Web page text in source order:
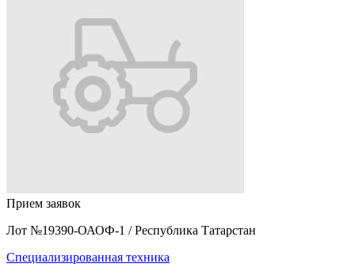
Прием заявок
Лот №19390-ОАОФ-1 / Республика Татарстан
Специализированная техника